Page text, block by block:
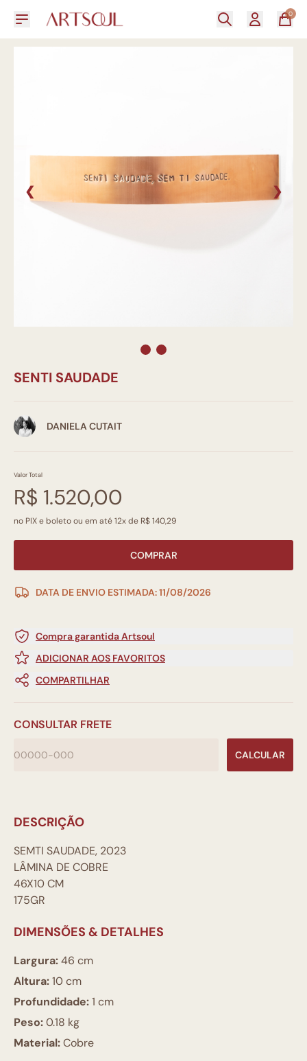
0
❮ ❯
SENTI SAUDADE
DANIELA CUTAIT
Valor Total
R$ 1.520,00
no PIX e boleto ou em até 12x de R$ 140,29
COMPRAR
DATA DE ENVIO ESTIMADA: 11/08/2026
Compra garantida Artsoul
ADICIONAR AOS FAVORITOS
COMPARTILHAR
CONSULTAR FRETE
CALCULAR
DESCRIÇÃO
SEMTI SAUDADE, 2023
LÂMINA DE COBRE
46X10 CM
175GR
DIMENSÕES & DETALHES
Largura:46 cm
Altura:10 cm
Profundidade:1 cm
Peso:0.18 kg
Material:Cobre